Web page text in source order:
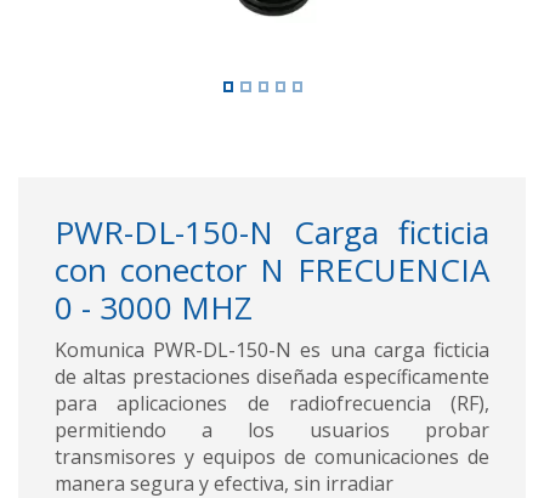
PWR-DL-150-N Carga ficticia
con conector N FRECUENCIA
0 - 3000 MHZ
Komunica PWR-DL-150-N es una carga ficticia
de altas prestaciones diseñada específicamente
para aplicaciones de radiofrecuencia (RF),
permitiendo a los usuarios probar
transmisores y equipos de comunicaciones de
manera segura y efectiva, sin irradiar